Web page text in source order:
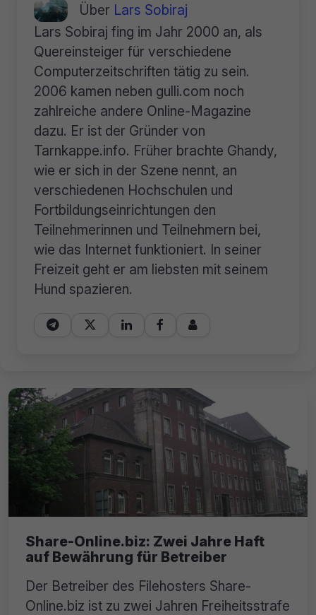
Über Lars Sobiraj
Lars Sobiraj fing im Jahr 2000 an, als
Quereinsteiger für verschiedene
Computerzeitschriften tätig zu sein.
2006 kamen neben gulli.com noch
zahlreiche andere Online-Magazine
dazu. Er ist der Gründer von
Tarnkappe.info. Früher brachte Ghandy,
wie er sich in der Szene nennt, an
verschiedenen Hochschulen und
Fortbildungseinrichtungen den
Teilnehmerinnen und Teilnehmern bei,
wie das Internet funktioniert. In seiner
Freizeit geht er am liebsten mit seinem
Hund spazieren.
    
Share-Online.biz: Zwei Jahre Haft
auf Bewährung für Betreiber
Der Betreiber des Filehosters Share-
Online.biz ist zu zwei Jahren Freiheitsstrafe